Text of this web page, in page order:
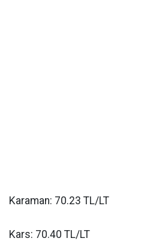
Karaman: 70.23 TL/LT
Kars: 70.40 TL/LT